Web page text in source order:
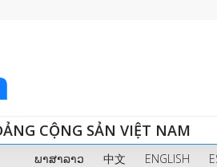
CỘNG SẢN VIỆT NAM
ພາສາລາວ 中文 ENGLISH